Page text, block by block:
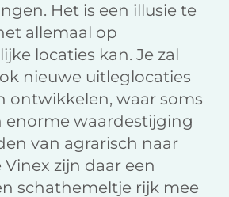
Het is een illusie te
allemaal op
locaties kan. Je zal
nieuwe uitleglocaties
ontwikkelen, waar soms
enorme waardestijging
van agrarisch naar
zijn daar een
schathemeltje rijk mee